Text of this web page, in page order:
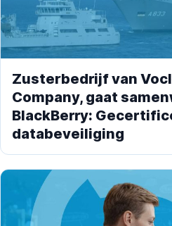
Zusterbedrijf van
Company, gaat
BlackBerry:
databeveiliging